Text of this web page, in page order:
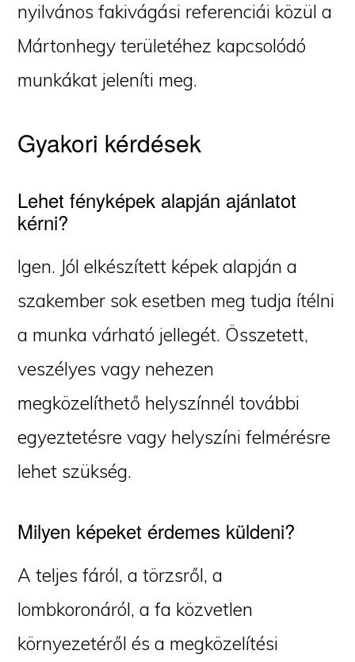
nyilvános fakivágási referenciái közül a
Mártonhegy területéhez kapcsolódó
munkákat jeleníti meg.
Gyakori kérdések
Lehet fényképek alapján ajánlatot
kérni?
Igen. Jól elkészített képek alapján a
szakember sok esetben meg tudja ítélni
a munka várható jellegét. Összetett,
veszélyes vagy nehezen
megközelíthető helyszínnél további
egyeztetésre vagy helyszíni felmérésre
lehet szükség.
Milyen képeket érdemes küldeni?
A teljes fáról, a törzsről, a
lombkoronáról, a fa közvetlen
környezetéről és a megközelítési